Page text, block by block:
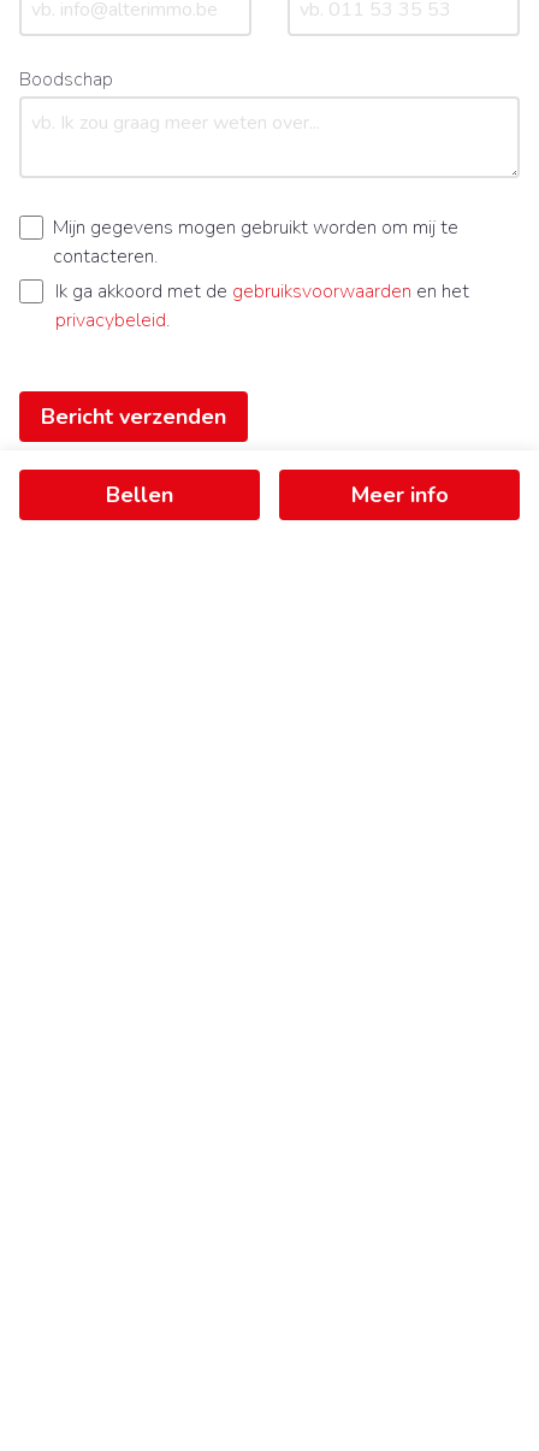
Bellen Meer info
Boodschap
Mijn gegevens mogen gebruikt worden om mij te
contacteren.
Ik ga akkoord met de gebruiksvoorwaarden en het
privacybeleid.
Bericht verzenden